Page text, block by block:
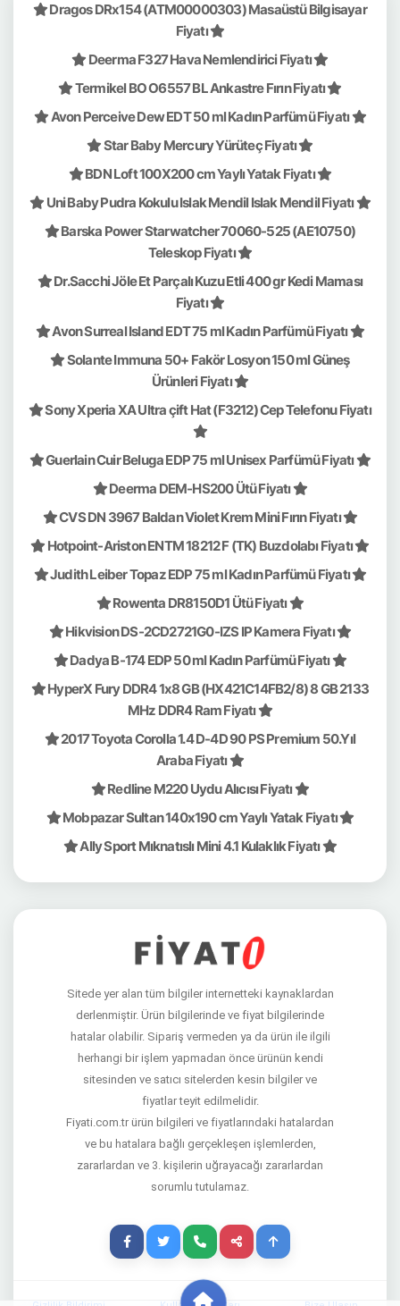
Dragos DRx154 (ATM00000303) Masaüstü Bilgisayar
Fiyatı
Deerma F327 Hava Nemlendirici Fiyatı
Termikel BO O6557 BL Ankastre Fırın Fiyatı
Avon Perceive Dew EDT 50 ml Kadın Parfümü Fiyatı
Star Baby Mercury Yürüteç Fiyatı
BDN Loft 100X200 cm Yaylı Yatak Fiyatı
Uni Baby Pudra Kokulu Islak Mendil Islak Mendil Fiyatı
Barska Power Starwatcher 70060-525 (AE10750)
Teleskop Fiyatı
Dr.Sacchi Jöle Et Parçalı Kuzu Etli 400 gr Kedi Maması
Fiyatı
Avon Surreal Island EDT 75 ml Kadın Parfümü Fiyatı
Solante Immuna 50+ Fakör Losyon 150 ml Güneş
Ürünleri Fiyatı
Sony Xperia XA Ultra çift Hat (F3212) Cep Telefonu Fiyatı
Guerlain Cuir Beluga EDP 75 ml Unisex Parfümü Fiyatı
Deerma DEM-HS200 Ütü Fiyatı
CVS DN 3967 Baldan Violet Krem Mini Fırın Fiyatı
Hotpoint-Ariston ENTM 18212 F (TK) Buzdolabı Fiyatı
Judith Leiber Topaz EDP 75 ml Kadın Parfümü Fiyatı
Rowenta DR8150D1 Ütü Fiyatı
Hikvision DS-2CD2721G0-IZS IP Kamera Fiyatı
Dadya B-174 EDP 50 ml Kadın Parfümü Fiyatı
HyperX Fury DDR4 1x8 GB (HX421C14FB2/8) 8 GB 2133
MHz DDR4 Ram Fiyatı
2017 Toyota Corolla 1.4 D-4D 90 PS Premium 50.Yıl
Araba Fiyatı
Redline M220 Uydu Alıcısı Fiyatı
Mobpazar Sultan 140x190 cm Yaylı Yatak Fiyatı
Ally Sport Mıknatıslı Mini 4.1 Kulaklık Fiyatı
Sitede yer alan tüm bilgiler internetteki kaynaklardan
derlenmiştir. Ürün bilgilerinde ve fiyat bilgilerinde
hatalar olabilir. Sipariş vermeden ya da ürün ile ilgili
herhangi bir işlem yapmadan önce ürünün kendi
sitesinden ve satıcı sitelerden kesin bilgiler ve
fiyatlar teyit edilmelidir.
Fiyati.com.tr ürün bilgileri ve fiyatlarındaki hatalardan
ve bu hatalara bağlı gerçekleşen işlemlerden,
zararlardan ve 3. kişilerin uğrayacağı zararlardan
sorumlu tutulamaz.